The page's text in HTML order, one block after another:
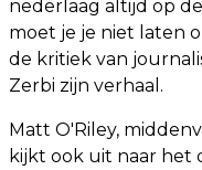
nederlaag altijd op
moet je je niet laten
de kritiek van
Zerbi zijn verhaal.
Matt O'Riley,
kijkt ook uit naar het